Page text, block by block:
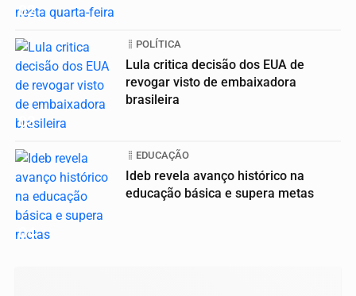
02
03
POLÍTICA
Lula critica decisão dos EUA de
revogar visto de embaixadora
brasileira
04
EDUCAÇÃO
Ideb revela avanço histórico na
educação básica e supera metas